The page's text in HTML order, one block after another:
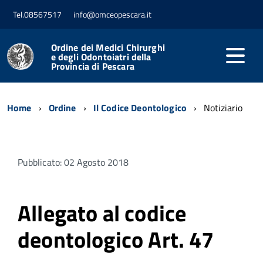
Tel.08567517 info@omceopescara.it
Ordine dei Medici Chirurghi
e degli Odontoiatri della
Provincia di Pescara
Home Ordine Il Codice Deontologico Notiziario
Pubblicato: 02 Agosto 2018
Allegato al codice
deontologico Art. 47